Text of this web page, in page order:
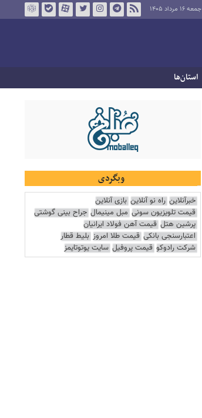
جمعه ۱۶ مرداد ۱۴۰۵
استان‌ها
وبگردی
خبرآنلاین راه نو آنلاین بازی آنلاین
قیمت تلویزیون سونی مبل مینیمال جراح بینی گوشتی
پرشین هتل قیمت آهن فولاد ایرانیان
اعتبارسنجی بانکی قیمت طلا امروز بلیط قطار
شرکت رادوکو قیمت پروفیل سایت یوتوتایمز